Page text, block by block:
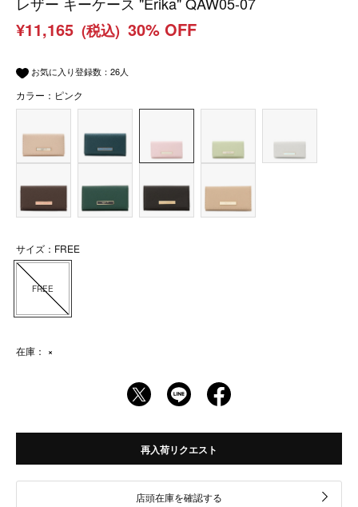
¥11,165 (税込) 30% OFF
お気に入り登録数： 26人
カラー：ピンク
サイズ：FREE
FREE
在庫： ×
再入荷リクエスト
店頭在庫を確認する